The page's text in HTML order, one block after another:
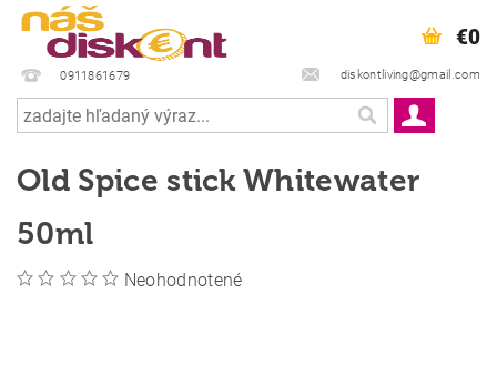
0911861679 diskontliving@gmail.com
€0
Old Spice stick Whitewater
50ml
Neohodnotené